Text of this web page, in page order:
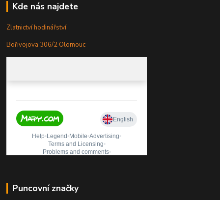
Kde nás najdete
Zlatnictví hodinářství
Bořivojova 306/2 Olomouc
Puncovní značky